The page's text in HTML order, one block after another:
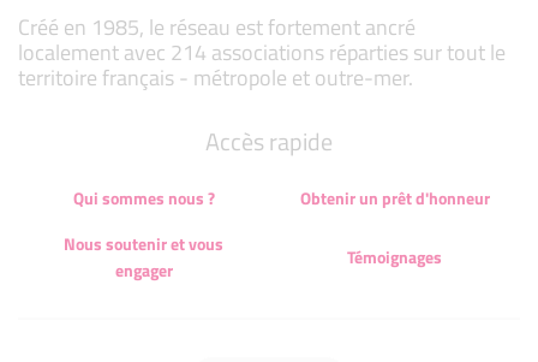
Créé en 1985, le réseau est fortement ancré
localement avec 214 associations réparties sur tout le
territoire français - métropole et outre-mer.
Accès rapide
Qui sommes nous ?
Obtenir un prêt d'honneur
Nous soutenir et vous
engager
Témoignages